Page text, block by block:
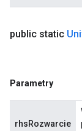
public static
Parametry
rhsRozwarcie